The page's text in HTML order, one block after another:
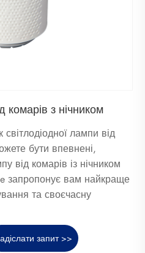
комарів з нічником
лампи від
бути впевнені,
від комарів із нічником
запропонує вам найкраще
та своєчасну
запит >>